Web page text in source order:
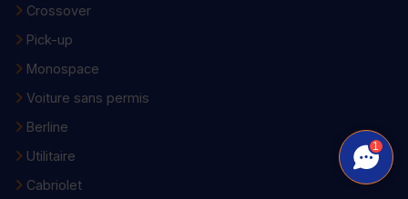
Crossover
Pick-up
Monospace
Voiture sans permis
Berline
Utilitaire
Cabriolet
1